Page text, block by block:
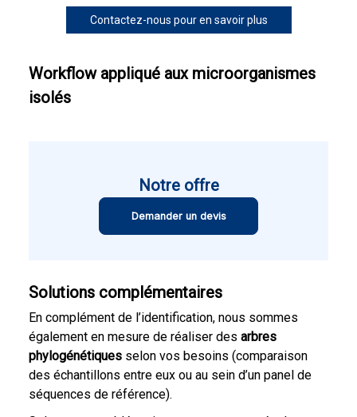
Contactez-nous pour en savoir plus
Workflow appliqué aux microorganismes
isolés
Notre offre
Demander un devis
Solutions complémentaires
En complément de l’identification, nous sommes
également en mesure de réaliser des arbres
phylogénétiques selon vos besoins (comparaison
des échantillons entre eux ou au sein d’un panel de
séquences de référence).